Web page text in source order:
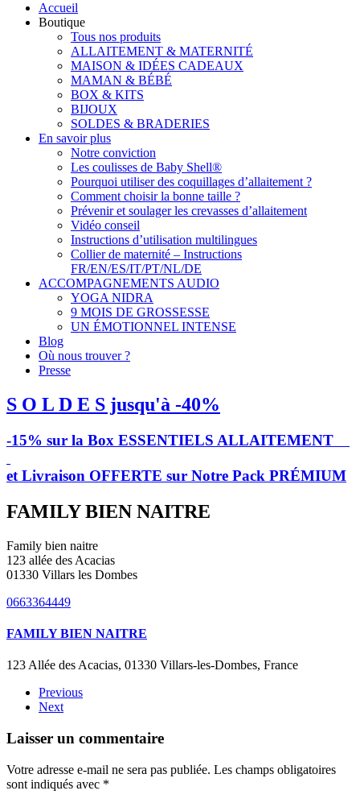
Accueil
Boutique
Tous nos produits
ALLAITEMENT & MATERNITÉ
MAISON & IDÉES CADEAUX
MAMAN & BÉBÉ
BOX & KITS
BIJOUX
SOLDES & BRADERIES
En savoir plus
Notre conviction
Les coulisses de Baby Shell®
Pourquoi utiliser des coquillages d’allaitement ?
Comment choisir la bonne taille ?
Prévenir et soulager les crevasses d’allaitement
Vidéo conseil
Instructions d’utilisation multilingues
Collier de maternité – Instructions
FR/EN/ES/IT/PT/NL/DE
ACCOMPAGNEMENTS AUDIO
YOGA NIDRA
9 MOIS DE GROSSESSE
UN ÉMOTIONNEL INTENSE
Blog
Où nous trouver ?
Presse
S O L D E S jusqu'à -40%
-15% sur la Box ESSENTIELS ALLAITEMENT
et Livraison OFFERTE sur Notre Pack PRÉMIUM
FAMILY BIEN NAITRE
Family bien naitre
123 allée des Acacias
01330 Villars les Dombes
0663364449
FAMILY BIEN NAITRE
123 Allée des Acacias, 01330 Villars-les-Dombes, France
Previous
Next
Laisser un commentaire
Votre adresse e-mail ne sera pas publiée. Les champs obligatoires
sont indiqués avec *